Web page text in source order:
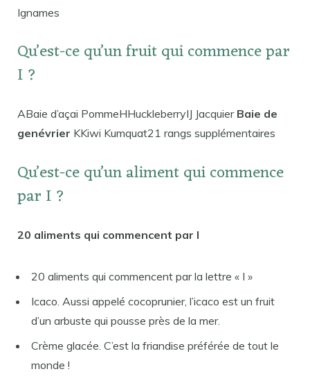
Ignames
Qu’est-ce qu’un fruit qui commence par
I ?
ABaie d’açai PommeHHuckleberryIJ Jacquier Baie de
genévrier KKiwi Kumquat21 rangs supplémentaires
Qu’est-ce qu’un aliment qui commence
par I ?
20 aliments qui commencent par I
20 aliments qui commencent par la lettre « I »
Icaco. Aussi appelé cocoprunier, l’icaco est un fruit
d’un arbuste qui pousse près de la mer.
Crème glacée. C’est la friandise préférée de tout le
monde !